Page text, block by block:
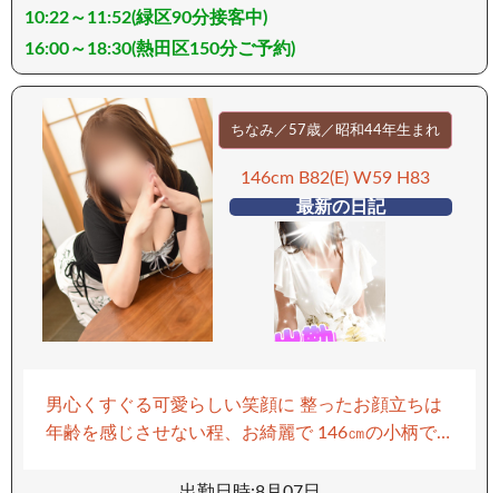
パンに張った血管へとそっと触れた瞬間… 「ビク
ッ」と跳ね上がる身体。 逃れられない快感の渦に
巻き込まれたあなたは、何度も果てそのたびに
「もっと…」と欲望を募らせることになるでしょ
う。 2回戦？3回戦？──いいえ、 満たされるま
で、何度でも。 さぁ、“華奢”という名の凶器に、
あなたの理性をすべて奪われてください。 快楽の
先にある絶頂を、存分に。 ーーーーーーーー 【移
動手段：車】 ーーーーーーーー
10:22～11:52(緑区90分接客中)
16:00～18:30(熱田区150分ご予約)
ちなみ／57歳／昭和44年生まれ
146cm B82(E) W59 H83
最新の日記
男心くすぐる可愛らしい笑顔に 整ったお顔立ちは
年齢を感じさせない程、お綺麗で 146㎝の小柄で
なる魔法の魅力の持ち主です 大人の女性ならでは